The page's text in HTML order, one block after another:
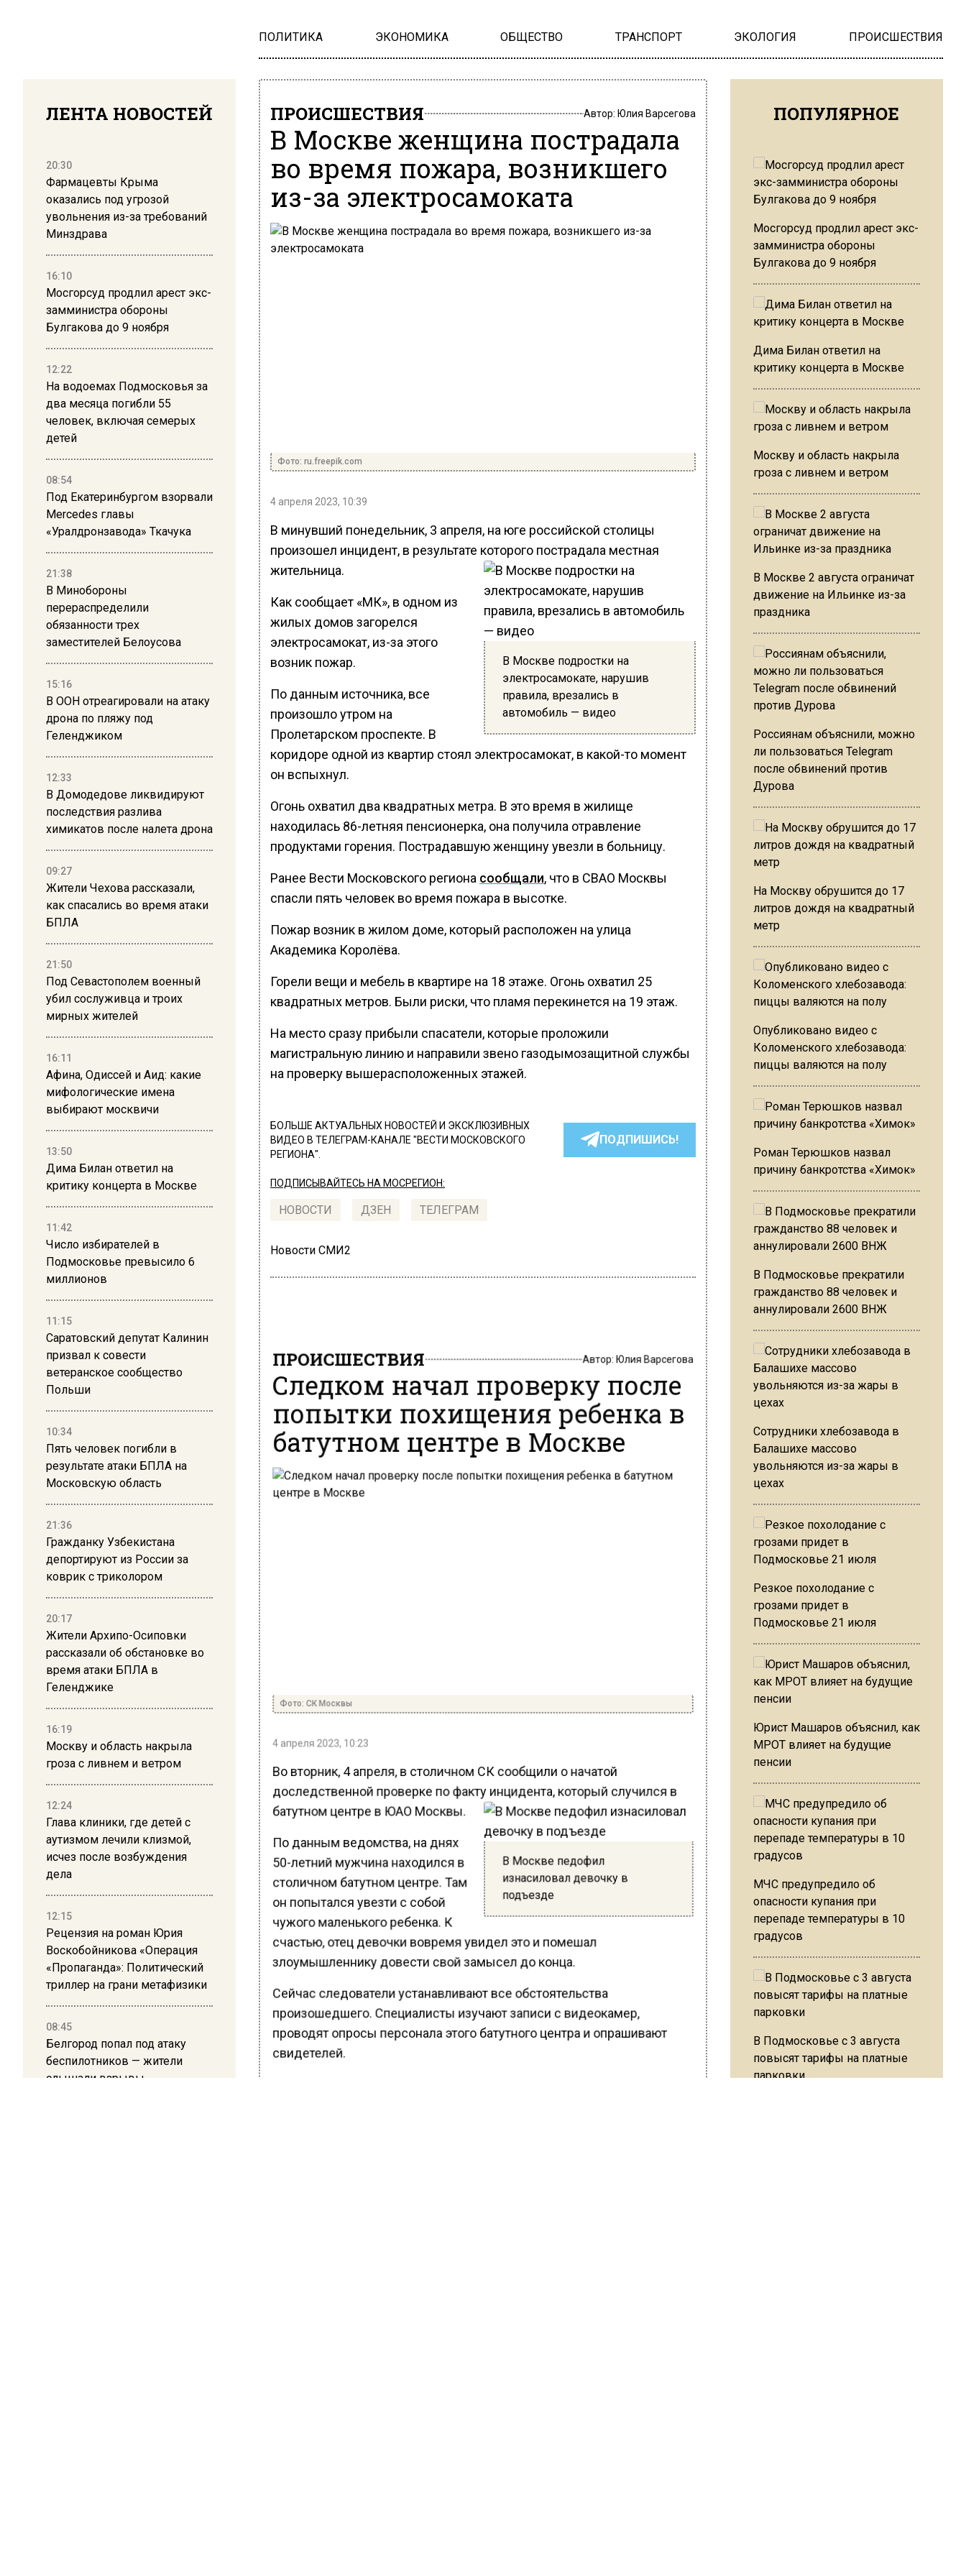
ПОЛИТИКА ЭКОНОМИКА ОБЩЕСТВО ТРАНСПОРТ ЭКОЛОГИЯ ПРОИСШЕСТВИЯ
ЛЕНТА НОВОСТЕЙ
20:30
Фармацевты Крыма
оказались под угрозой
увольнения из-за требований
Минздрава
16:10
Мосгорсуд продлил арест экс-
замминистра обороны
Булгакова до 9 ноября
12:22
На водоемах Подмосковья за
два месяца погибли 55
человек, включая семерых
детей
08:54
Под Екатеринбургом взорвали
Mercedes главы
«Уралдронзавода» Ткачука
21:38
В Минобороны
перераспределили
обязанности трех
заместителей Белоусова
15:16
В ООН отреагировали на атаку
дрона по пляжу под
Геленджиком
12:33
В Домодедове ликвидируют
последствия разлива
химикатов после налета дрона
09:27
Жители Чехова рассказали,
как спасались во время атаки
БПЛА
21:50
Под Севастополем военный
убил сослуживца и троих
мирных жителей
16:11
Афина, Одиссей и Аид: какие
мифологические имена
выбирают москвичи
13:50
Дима Билан ответил на
критику концерта в Москве
11:42
Число избирателей в
Подмосковье превысило 6
миллионов
11:15
Саратовский депутат Калинин
призвал к совести
ветеранское сообщество
Польши
10:34
Пять человек погибли в
результате атаки БПЛА на
Московскую область
21:36
Гражданку Узбекистана
депортируют из России за
коврик с триколором
20:17
Жители Архипо-Осиповки
рассказали об обстановке во
время атаки БПЛА в
Геленджике
16:19
Москву и область накрыла
гроза с ливнем и ветром
12:24
Глава клиники, где детей с
аутизмом лечили клизмой,
исчез после возбуждения
дела
12:15
Рецензия на роман Юрия
Воскобойникова «Операция
«Пропаганда»: Политический
триллер на грани метафизики
08:45
Белгород попал под атаку
беспилотников — жители
слышали взрывы
ПРОИСШЕСТВИЯ Автор: Юлия Варсегова
В Москве женщина пострадала
во время пожара, возникшего
из-за электросамоката
Фото: ru.freepik.com
4 апреля 2023, 10:39
В минувший понедельник, 3 апреля, на юге российской столицы
произошел инцидент, в результате которого пострадала местная
жительница.
В Москве подростки на
электросамокате, нарушив
правила, врезались в
автомобиль — видео
Как сообщает «МК», в одном из
жилых домов загорелся
электросамокат, из-за этого
возник пожар.
По данным источника, все
произошло утром на
Пролетарском проспекте. В
коридоре одной из квартир стоял электросамокат, в какой-то момент
он вспыхнул.
Огонь охватил два квадратных метра. В это время в жилище
находилась 86-летняя пенсионерка, она получила отравление
продуктами горения. Пострадавшую женщину увезли в больницу.
Ранее Вести Московского региона сообщали, что в СВАО Москвы
спасли пять человек во время пожара в высотке.
Пожар возник в жилом доме, который расположен на улица
Академика Королёва.
Горели вещи и мебель в квартире на 18 этаже. Огонь охватил 25
квадратных метров. Были риски, что пламя перекинется на 19 этаж.
На место сразу прибыли спасатели, которые проложили
магистральную линию и направили звено газодымозащитной службы
на проверку вышерасположенных этажей.
БОЛЬШЕ АКТУАЛЬНЫХ НОВОСТЕЙ И ЭКСКЛЮЗИВНЫХ
ВИДЕО В ТЕЛЕГРАМ-КАНАЛЕ "ВЕСТИ МОСКОВСКОГО
РЕГИОНА".
ПОДПИШИСЬ!
ПОДПИСЫВАЙТЕСЬ НА МОСРЕГИОН:
НОВОСТИ ДЗЕН ТЕЛЕГРАМ
Новости СМИ2
ПРОИСШЕСТВИЯ Автор:Юлия Варсегова
Следком начал проверку после
попытки похищения ребенка в
батутном центре в Москве
Фото: СК Москвы
4 апреля 2023, 10:23
Во вторник, 4 апреля, в столичном СК сообщили о начатой
доследственной проверке по факту инцидента, который случился в
батутном центре в ЮАО Москвы.
В Москве педофил
изнасиловал девочку в
подъезде
По данным ведомства, на днях
50-летний мужчина находился в
столичном батутном центре. Там
он попытался увезти с собой
чужого маленького ребенка. К
счастью, отец девочки вовремя увидел это и помешал
злоумышленнику довести свой замысел до конца.
Сейчас следователи устанавливают все обстоятельства
произошедшего. Специалисты изучают записи с видеокамер,
проводят опросы персонала этого батутного центра и опрашивают
свидетелей.
ПОПУЛЯРНОЕ
Мосгорсуд продлил арест экс-
замминистра обороны
Булгакова до 9 ноября
Дима Билан ответил на
критику концерта в Москве
Москву и область накрыла
гроза с ливнем и ветром
В Москве 2 августа ограничат
движение на Ильинке из-за
праздника
Россиянам объяснили, можно
ли пользоваться Telegram
после обвинений против
Дурова
На Москву обрушится до 17
литров дождя на квадратный
метр
Опубликовано видео с
Коломенского хлебозавода:
пиццы валяются на полу
Роман Терюшков назвал
причину банкротства «Химок»
В Подмосковье прекратили
гражданство 88 человек и
аннулировали 2600 ВНЖ
Сотрудники хлебозавода в
Балашихе массово
увольняются из-за жары в
цехах
Резкое похолодание с
грозами придет в
Подмосковье 21 июля
Юрист Машаров объяснил, как
МРОТ влияет на будущие
пенсии
МЧС предупредило об
опасности купания при
перепаде температуры в 10
градусов
В Подмосковье с 3 августа
повысят тарифы на платные
парковки